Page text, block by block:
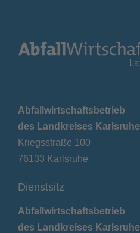
Abfallwirtschaftsbetrieb
des Landkreises Karlsruhe
Kriegsstraße 100
76133 Karlsruhe
Dienstsitz
Abfallwirtschaftsbetrieb
des Landkreises Karlsruhe